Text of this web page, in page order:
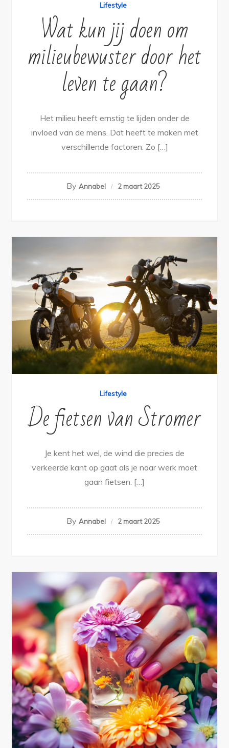
Lifestyle
Wat kun jij doen om
milieubewuster door het
leven te gaan?
Het milieu heeft ernstig te lijden onder de
invloed van de mens. Dat heeft te maken met
verschillende factoren. Zo […]
By Annabel 2 maart 2025
Lifestyle
De fietsen van Stromer
Je kent het wel, de wind die precies de
verkeerde kant op gaat als je naar werk moet
gaan fietsen. […]
By Annabel 2 maart 2025